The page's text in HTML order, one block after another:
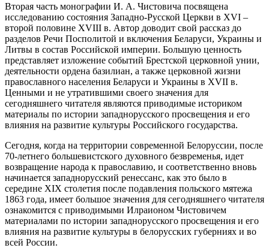
Вторая часть монографии И. А. Чистовича посвящена
исследованию состояния Западно-Русской Церкви в XVI –
второй половине XVIII в. Автор доводит свой рассказ до
разделов Речи Посполитой и включения Беларуси, Украины и
Литвы в состав Российской империи. Большую ценность
представляет изложение событий Брестской церковной унии,
деятельности ордена базилиан, а также церковной жизни
православного населения Беларуси и Украины в XVII в.
Ценными и не утратившими своего значения для
сегодняшнего читателя являются приводимые историком
материалы по истории западнорусского просвещения и его
влияния на развитие культуры Российского государства.
Сегодня, когда на территории современной Белоруссии, после
70-летнего большевистского духовного безвременья, идет
возвращение народа к православию, и соответственно вновь
начинается западнорусский ренессанс, как это было в
середине XIX столетия после подавления польского мятежа
1863 года, имеет большое значения для сегодняшнего читателя
ознакомится с приводимыми Илраионом Чистовичем
материалами по истории западнорусского просвещения и его
влияния на развитие культуры в белорусских губерниях и во
всей России.